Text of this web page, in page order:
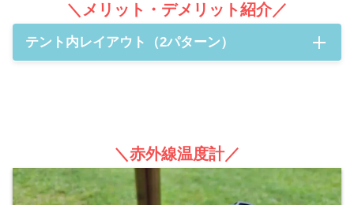
＼メリット・デメリット紹介／
テント内レイアウト（2パターン）
＼赤外線温度計／